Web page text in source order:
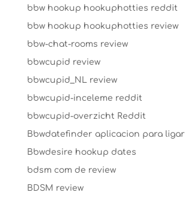
bbw hookup hookuphotties reddit
bbw hookup hookuphotties review
bbw-chat-rooms review
bbwcupid review
bbwcupid_NL review
bbwcupid-inceleme reddit
bbwcupid-overzicht Reddit
Bbwdatefinder aplicacion para ligar
Bbwdesire hookup dates
bdsm com de review
BDSM review